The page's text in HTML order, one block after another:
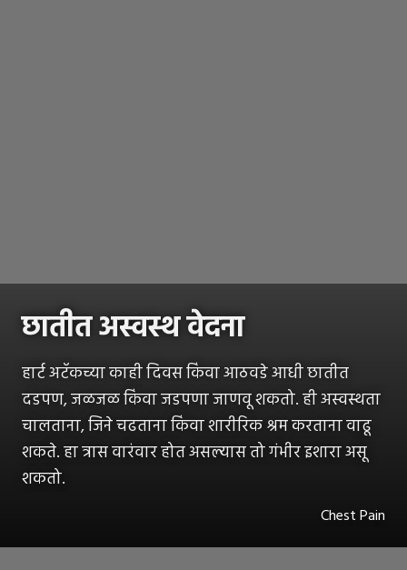
छातीत अस्वस्थ वेदना
हार्ट अटॅकच्या काही दिवस किंवा आठवडे आधी छातीत
दडपण, जळजळ किंवा जडपणा जाणवू शकतो. ही अस्वस्थता
चालताना, जिने चढताना किंवा शारीरिक श्रम करताना वाढू
शकते. हा त्रास वारंवार होत असल्यास तो गंभीर इशारा असू
शकतो.
Chest Pain